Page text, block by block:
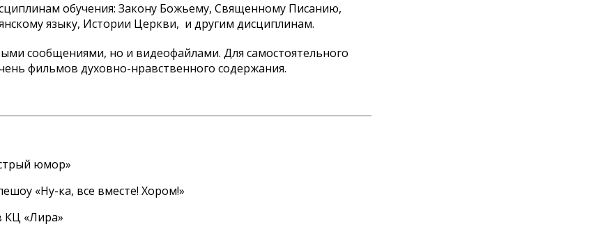
обучения: Закону Божьему, Священному Писанию,
языку, Истории Церкви, и другим дисциплинам.
сообщениями, но и видеофайлами. Для самостоятельного
фильмов духовно-нравственного содержания.
юмор»
«Ну-ка, все вместе! Хором!»
КЦ «Лира»